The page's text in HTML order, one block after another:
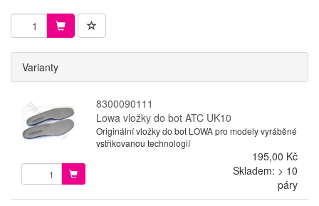
Varianty
8300090111
Lowa vložky do bot ATC UK10
Originální vložky do bot LOWA pro modely vyráběné
vstřikovanou technologií
195,00 Kč
Skladem: > 10
páry